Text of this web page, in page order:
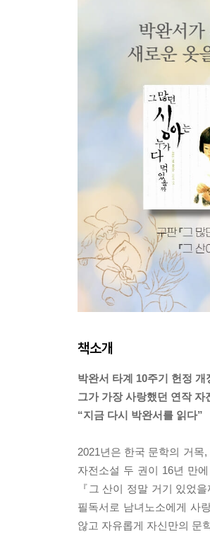
책소개
박완서 타계 10주기 헌정 개
그가 가장 사랑했던 연작 자
“지금 다시 박완서를 읽다”
2021년은 한국 문학의 거
자전소설 두 권이 16년 만
『그 산이 정말 거기 있었
필독서로 남녀노소에게 사
않고 자유롭게 자신만의 문